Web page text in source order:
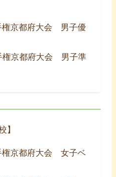
京都府大会 男子優
京都府大会 男子準
】
京都府大会 女子ベ